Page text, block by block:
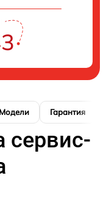
Модели Гарантия
сервис-